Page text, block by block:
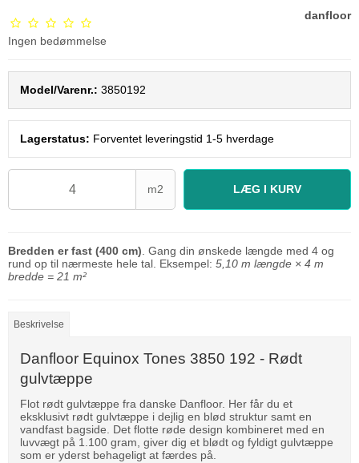
Ingen bedømmelse
danfloor
Model/Varenr.: 3850192
Lagerstatus: Forventet leveringstid 1-5 hverdage
m2 LÆG I KURV
Bredden er fast (400 cm) . Gang din ønskede længde med 4 og
rund op til nærmeste hele tal. Eksempel: 5,10 m længde × 4 m
bredde = 21 m²
Beskrivelse
Danfloor Equinox Tones 3850 192 - Rødt
gulvtæppe
Flot rødt gulvtæppe fra danske Danfloor. Her får du et
eksklusivt rødt gulvtæppe i dejlig en blød struktur samt en
vandfast bagside. Det flotte røde design kombineret med en
luvvægt på 1.100 gram, giver dig et blødt og fyldigt gulvtæppe
som er yderst behageligt at færdes på.